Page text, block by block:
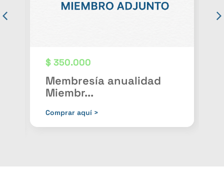
$ 350.000
Membresía anualidad
Miembr...
Comprar aquí >